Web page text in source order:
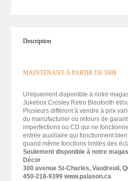
Description
MAINTENANT À PARTIR DE 500$
Uniquement disponible à notre
Jukebox Crosley Retro Bleutooth et/
Plusieurs différent à vendre à prix
du manufacturier ou retours de
imperfections ou CD qui ne
entrée auxiliaire qui fonctionnent
quand même fonctions limités des
Seulement disponible à notre
Décor
300 avenue St-Charles, Vaudreuil,
450-218-9399 www.palason.ca